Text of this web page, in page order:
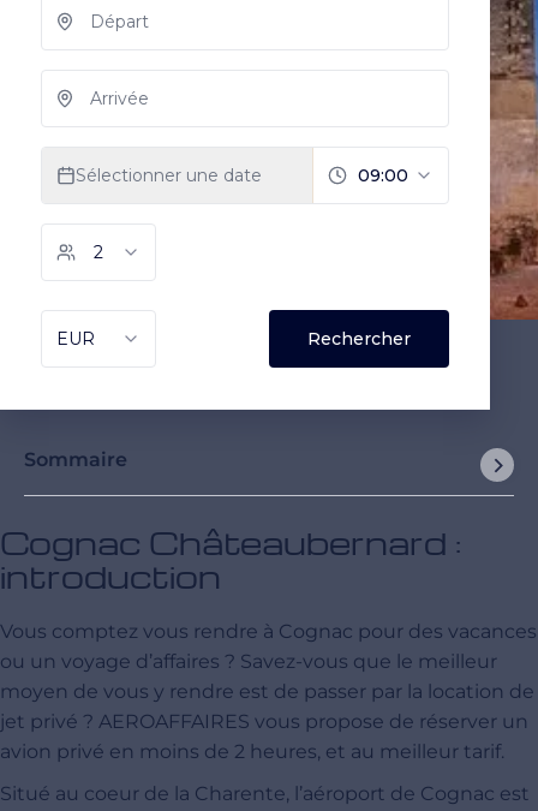
Sommaire
Cognac Châteaubernard :
introduction
Vous comptez vous rendre à Cognac pour des vacances
ou un voyage d’affaires ? Savez-vous que le meilleur
moyen de vous y rendre est de passer par la location de
jet privé ? AEROAFFAIRES vous propose de réserver un
avion privé en moins de 2 heures, et au meilleur tarif.
Situé au coeur de la Charente, l’aéroport de Cognac est